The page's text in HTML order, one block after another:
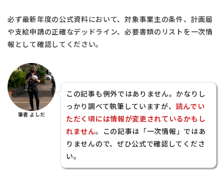
必ず最新年度の公式資料において、対象事業主の条件、計画届
や支給申請の正確なデッドライン、必要書類のリストを一次情
報として確認してください。
筆者 よしだ
この記事も例外ではありません。かなりし
っかり調べて執筆していますが、 読んでい
ただく頃には情報が変更されているかもし
れません。この記事は「一次情報」ではあ
りませんので、ぜひ公式で確認してくださ
い。